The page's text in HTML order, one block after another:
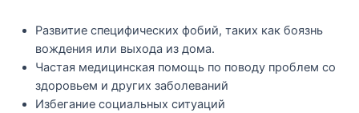
Развитие специфических фобий, таких как боязнь
вождения или выхода из дома.
Частая медицинская помощь по поводу проблем со
здоровьем и других заболеваний
Избегание социальных ситуаций